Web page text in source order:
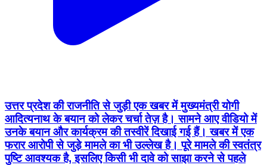
उत्तर प्रदेश की राजनीति से जुड़ी एक खबर में मुख्यमंत्री योगी
आदित्यनाथ के बयान को लेकर चर्चा तेज़ है। सामने आए वीडियो में
उनके बयान और कार्यक्रम की तस्वीरें दिखाई गई हैं। खबर में एक
फरार आरोपी से जुड़े मामले का भी उल्लेख है। पूरे मामले की स्वतंत्र
पुष्टि आवश्यक है, इसलिए किसी भी दावे को साझा करने से पहले